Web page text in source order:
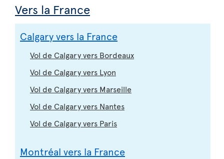
Vers la France
Calgary vers la France
Vol de Calgary vers Bordeaux
Vol de Calgary vers Lyon
Vol de Calgary vers Marseille
Vol de Calgary vers Nantes
Vol de Calgary vers Paris
Montréal vers la France